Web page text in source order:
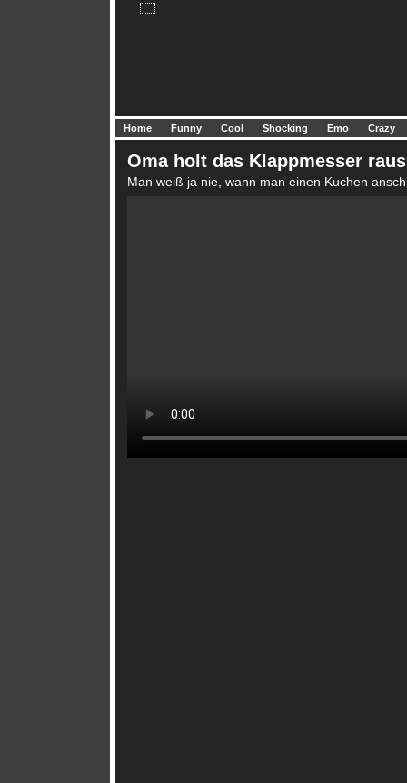
Home Funny Cool Shocking Emo Crazy
Oma holt das Klappmesser raus
Man weiß ja nie, wann man einen Kuchen